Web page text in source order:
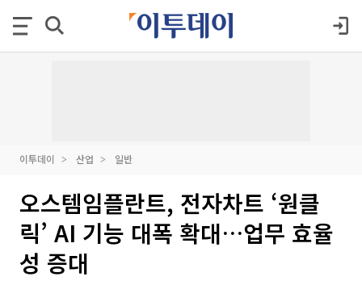
이투데이 산업 일반
오스템임플란트, 전자차트 ‘원클
릭’ AI 기능 대폭 확대…업무 효율
성 증대